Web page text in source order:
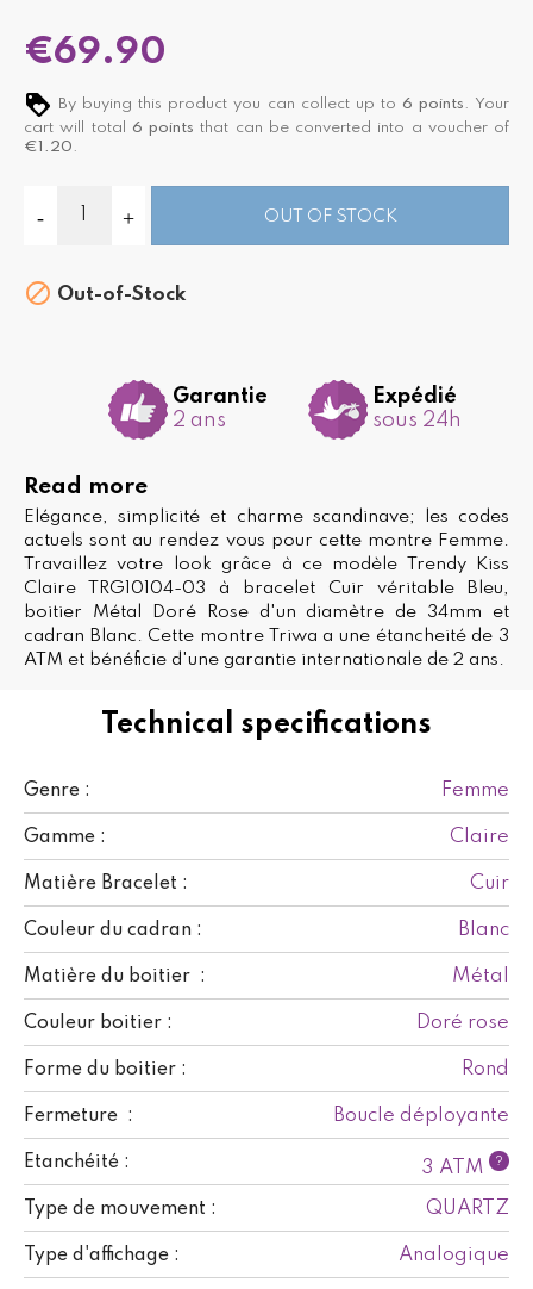
Technical specifications
Genre : Femme
Gamme : Claire
Matière Bracelet : Cuir
Couleur du cadran : Blanc
Matière du boitier : Métal
Couleur boitier : Doré rose
Forme du boitier : Rond
Fermeture : Boucle déployante
Etanchéité : 3 ATM ?
Type de mouvement : QUARTZ
Type d'affichage : Analogique
€69.90
By buying this product you can collect up to 6 points . Your
cart will total 6 points that can be converted into a voucher of
€1.20 .
OUT OF STOCK
 Out-of-Stock
Garantie
2 ans
Expédié
sous 24h
Read more
Elégance, simplicité et charme scandinave; les codes
actuels sont au rendez vous pour cette montre Femme.
Travaillez votre look grâce à ce modèle Trendy Kiss
Claire TRG10104-03 à bracelet Cuir véritable Bleu,
boitier Métal Doré Rose d'un diamètre de 34mm et
cadran Blanc. Cette montre Triwa a une étancheité de 3
ATM et bénéficie d'une garantie internationale de 2 ans.